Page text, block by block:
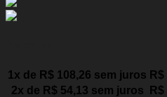
1x de R$ 108,26 sem juros R$
2x de R$ 54,13 sem juros R$